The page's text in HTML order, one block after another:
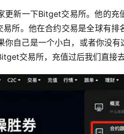
更新一下Bitget交易所。他的充
所。他在合约交易是全球有
你自己是一个小白，或者你没
交易所，充值过后我们直接